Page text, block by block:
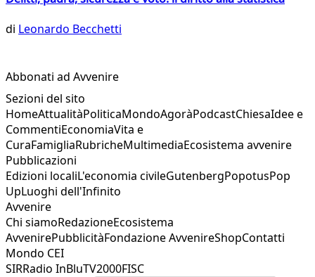
di Leonardo Becchetti
Abbonati ad Avvenire
Sezioni del sito
HomeAttualitàPoliticaMondoAgoràPodcastChiesaIdee e
CommentiEconomiaVita e
CuraFamigliaRubricheMultimediaEcosistema avvenire
Pubblicazioni
Edizioni localiL'economia civileGutenbergPopotusPop
UpLuoghi dell'Infinito
Avvenire
Chi siamoRedazioneEcosistema
AvvenirePubblicitàFondazione AvvenireShopContatti
Mondo CEI
SIRRadio InBluTV2000FISC